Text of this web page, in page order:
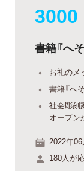
3000
書籍『へ
お礼のメ
書籍『へ
社会彫刻
オープン
2022年06
180人が